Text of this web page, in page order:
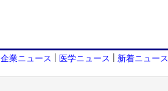
企業ニュース | 医学ニュース | 新着ニュース